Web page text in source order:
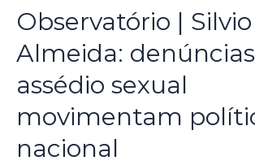
Observatório | Silvio
Almeida:
assédio sexual
movimentam
nacional